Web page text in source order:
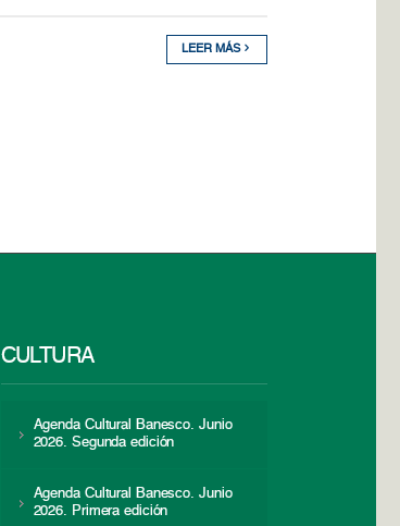
LEER MÁS
CULTURA
Agenda Cultural Banesco. Junio
2026. Segunda edición
Agenda Cultural Banesco. Junio
2026. Primera edición